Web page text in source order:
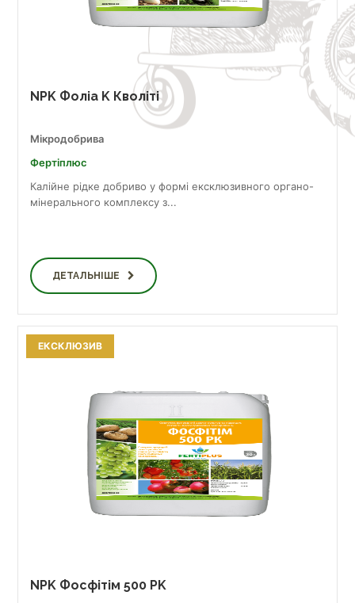
NPK Фоліа K Кволіті
Мікродобрива
Фертіплюс
Калійне рідке добриво у формі ексклюзивного органо-
мінерального комплексу з...
ДЕТАЛЬНІШЕ
NPK Фосфітім 500 PK
ЕКСКЛЮЗИВ